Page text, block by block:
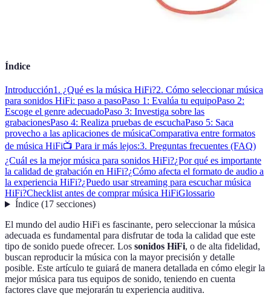
Índice
Introducción1. ¿Qué es la música HiFi?2. Cómo seleccionar música
para sonidos HiFi: paso a pasoPaso 1: Evalúa tu equipoPaso 2:
Escoge el genre adecuadoPaso 3: Investiga sobre las
grabacionesPaso 4: Realiza pruebas de escuchaPaso 5: Saca
provecho a las aplicaciones de músicaComparativa entre formatos
de música HiFi📺 Para ir más lejos:3. Preguntas frecuentes (FAQ)
¿Cuál es la mejor música para sonidos HiFi?¿Por qué es importante
la calidad de grabación en HiFi?¿Cómo afecta el formato de audio a
la experiencia HiFi?¿Puedo usar streaming para escuchar música
HiFi?Checklist antes de comprar música HiFiGlossario
Índice(17 secciones)
El mundo del audio HiFi es fascinante, pero seleccionar la música
adecuada es fundamental para disfrutar de toda la calidad que este
tipo de sonido puede ofrecer. Los sonidos HiFi, o de alta fidelidad,
buscan reproducir la música con la mayor precisión y detalle
posible. Este artículo te guiará de manera detallada en cómo elegir la
mejor música para tus equipos de sonido, teniendo en cuenta
factores clave que mejorarán tu experiencia auditiva.